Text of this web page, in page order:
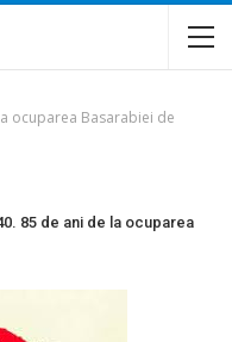
ocuparea Basarabiei de
85 de ani de la ocuparea